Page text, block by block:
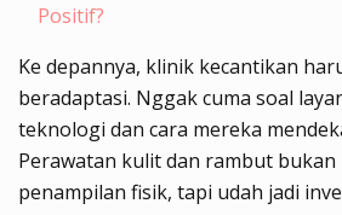
Positif?
Ke depannya, klinik kecantikan
beradaptasi. Nggak cuma soal
teknologi dan cara mereka
Perawatan kulit dan rambut bukan
penampilan fisik, tapi udah jadi